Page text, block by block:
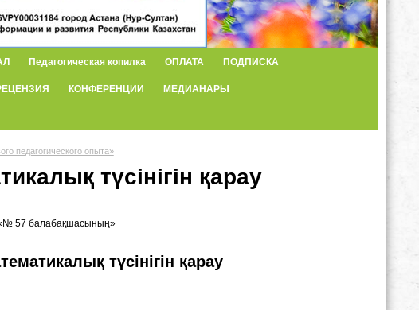
Педагогическая копилка ОПЛАТА ПОДПИСКА
КОНФЕРЕНЦИИ МЕДИАНАРЫ
педагогического опыта»
түсінігін қарау
57 балабақшасының»
түсінігін қарау